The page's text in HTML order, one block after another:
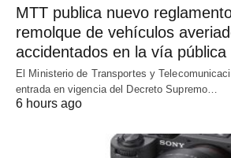
MTT publica nuevo
remolque de vehículos
accidentados en la vía pública
El Ministerio de Transportes y
entrada en vigencia del Decreto Supremo…
6 hours ago